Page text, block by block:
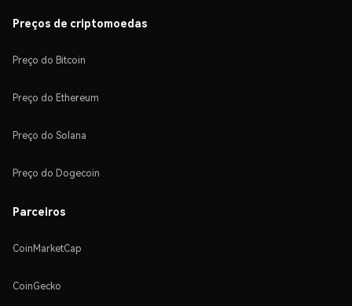
Preços de criptomoedas
Preço do Bitcoin
Preço do Ethereum
Preço do Solana
Preço do Dogecoin
Parceiros
CoinMarketCap
CoinGecko